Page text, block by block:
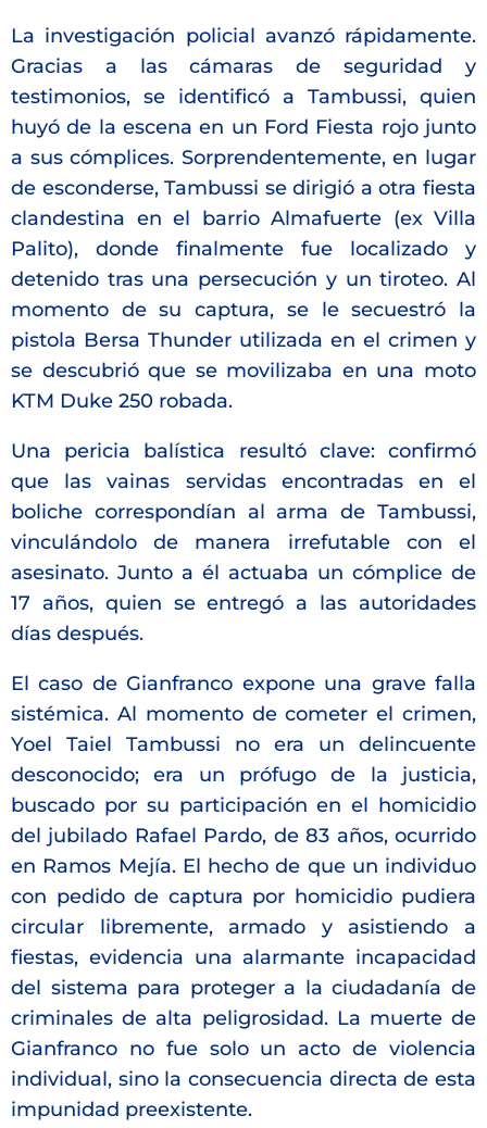
La investigación policial avanzó rápidamente.
Gracias a las cámaras de seguridad y
testimonios, se identificó a Tambussi, quien
huyó de la escena en un Ford Fiesta rojo junto
a sus cómplices. Sorprendentemente, en lugar
de esconderse, Tambussi se dirigió a otra fiesta
clandestina en el barrio Almafuerte (ex Villa
Palito), donde finalmente fue localizado y
detenido tras una persecución y un tiroteo. Al
momento de su captura, se le secuestró la
pistola Bersa Thunder utilizada en el crimen y
se descubrió que se movilizaba en una moto
KTM Duke 250 robada.
Una pericia balística resultó clave: confirmó
que las vainas servidas encontradas en el
boliche correspondían al arma de Tambussi,
vinculándolo de manera irrefutable con el
asesinato. Junto a él actuaba un cómplice de
17 años, quien se entregó a las autoridades
días después.
El caso de Gianfranco expone una grave falla
sistémica. Al momento de cometer el crimen,
Yoel Taiel Tambussi no era un delincuente
desconocido; era un prófugo de la justicia,
buscado por su participación en el homicidio
del jubilado Rafael Pardo, de 83 años, ocurrido
en Ramos Mejía. El hecho de que un individuo
con pedido de captura por homicidio pudiera
circular libremente, armado y asistiendo a
fiestas, evidencia una alarmante incapacidad
del sistema para proteger a la ciudadanía de
criminales de alta peligrosidad. La muerte de
Gianfranco no fue solo un acto de violencia
individual, sino la consecuencia directa de esta
impunidad preexistente.